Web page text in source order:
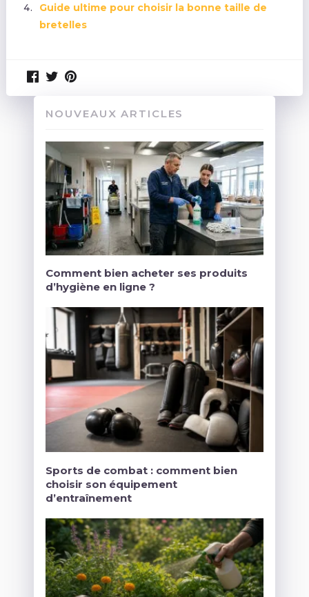
Guide ultime pour choisir la bonne taille de
bretelles
NOUVEAUX ARTICLES
Comment bien acheter ses produits
d’hygiène en ligne ?
Sports de combat : comment bien
choisir son équipement
d’entraînement